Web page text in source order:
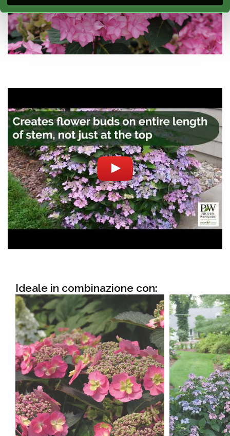
Ideale in combinazione con: